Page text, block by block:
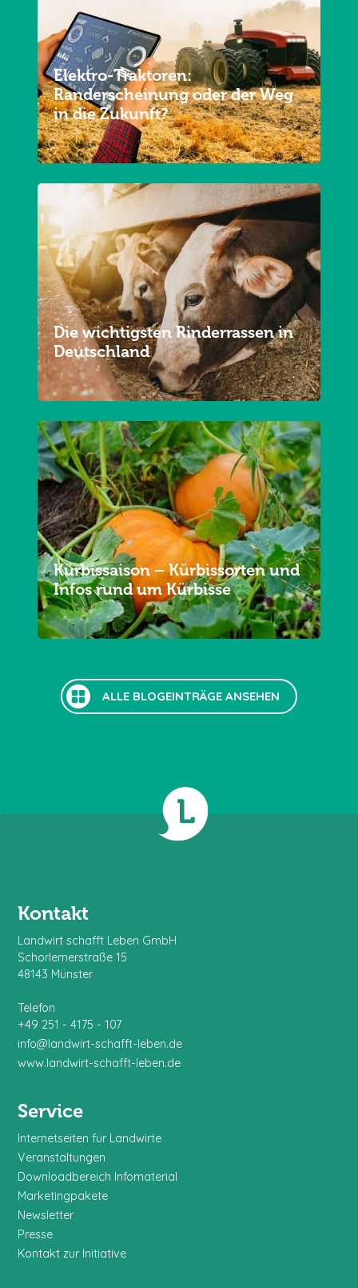
Elektro-Traktoren:
Randerscheinung oder der Weg
in die Zukunft?
Die wichtigsten Rinderrassen in
Deutschland
Kürbissaison – Kürbissorten und
Infos rund um Kürbisse
ALLE BLOGEINTRÄGE ANSEHEN
Kontakt
Landwirt schafft Leben GmbH
Schorlemerstraße 15
48143 Münster
Telefon
+49 251 - 4175 - 107
info@landwirt-schafft-leben.de
www.landwirt-schafft-leben.de
Service
Internetseiten für Landwirte
Veranstaltungen
Downloadbereich Infomaterial
Marketingpakete
Newsletter
Presse
Kontakt zur Initiative